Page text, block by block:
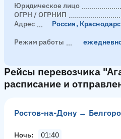
Юридическое лицо
ОГРН / ОГРНИП
Адрес
Россия,
Режим работы
Рейсы перевозчика
расписание и
Ростов-на-Дону →
Ночь
01:40